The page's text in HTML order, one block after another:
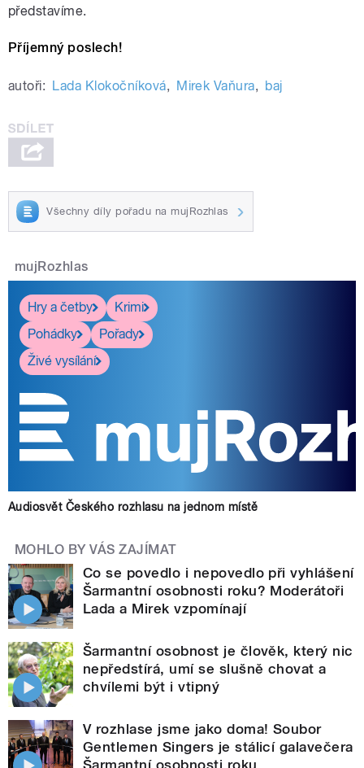
představíme.
Příjemný poslech!
autoři: Lada Klokočníková, Mirek Vaňura, baj
Všechny díly pořadu na mujRozhlas
mujRozhlas
Hry a četby
Krimi
Pohádky
Pořady
Živé vysílání
Audiosvět Českého rozhlasu na jednom místě
MOHLO BY VÁS ZAJÍMAT
Co se povedlo i nepovedlo při vyhlášení
Šarmantní osobnosti roku? Moderátoři
Lada a Mirek vzpomínají
Šarmantní osobnost je člověk, který nic
nepředstírá, umí se slušně chovat a
chvílemi být i vtipný
V rozhlase jsme jako doma! Soubor
Gentlemen Singers je stálicí galavečera
Šarmantní osobnosti roku